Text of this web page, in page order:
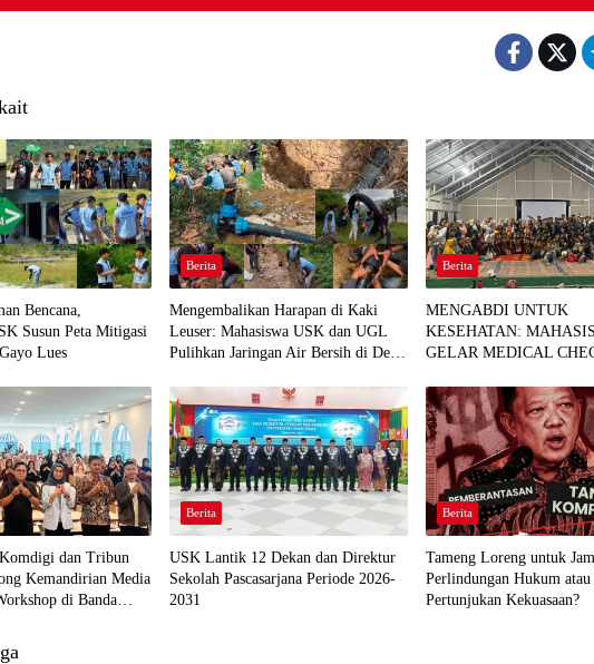
Bencana,
Susun Peta Mitigasi
Lues
Berita
Mengembalikan Harapan di Kaki
Leuser: Mahasiswa USK dan UGL
Pulihkan Jaringan Air Bersih di Desa
Berita
MENGABDI UNTUK
KESEHATAN:
GELAR MEDICAL
AGUSEN
dan Tribun
Kemandirian Media
di Banda
Berita
USK Lantik 12 Dekan dan Direktur
Sekolah Pascasarjana Periode 2026-
2031
Berita
Tameng Loreng untuk
Perlindungan Hukum atau
Pertunjukan Kekuasaan?